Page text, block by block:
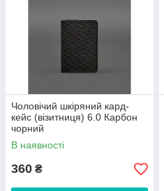
Чоловічий шкіряний кард-
кейс (візитниця) 6.0 Карбон
чорний
В наявності
360 ₴